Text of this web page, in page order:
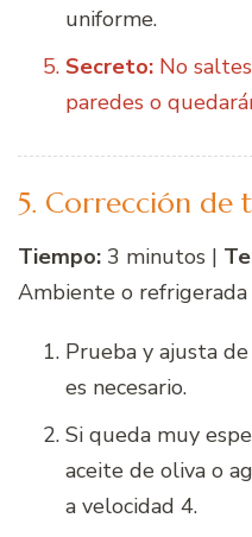
uniforme.
Secreto: No
paredes o
5. Corrección de
Tiempo: 3 minutos |
Ambiente o refrigerada
Prueba y ajusta
es necesario.
Si queda muy
aceite de oliva o
a velocidad 4.